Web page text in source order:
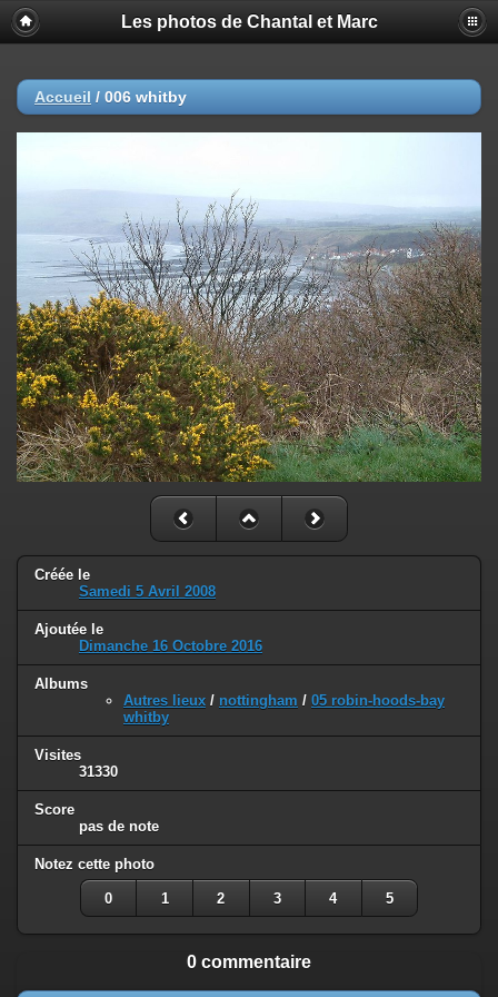
Les photos de Chantal et Marc
Accueil / 006 whitby
Créée le
Samedi 5 Avril 2008
Ajoutée le
Dimanche 16 Octobre 2016
Albums
Autres lieux / nottingham / 05 robin-hoods-bay
whitby
Visites
31330
Score
pas de note
Notez cette photo
0 1 2 3 4 5
0 commentaire